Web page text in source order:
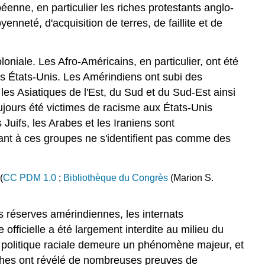
en particulier les riches protestants anglo-
d'acquisition de terres, de faillite et de
Les Afro-Américains, en particulier, ont été
États-Unis. Les Amérindiens ont subi des
Asiatiques de l'Est, du Sud et du Sud-Est ainsi
été victimes de racisme aux États-Unis
les Arabes et les Iraniens sont
à ces groupes ne s'identifient pas comme des
CC PDM 1.0; Bibliothèque du Congrès(Marion S.
réserves amérindiennes, les internats
a été largement interdite au milieu du
raciale demeure un phénomène majeur, et
ont révélé de nombreuses preuves de